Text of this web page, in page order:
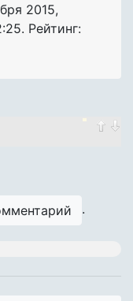
2015,
Рейтинг:
.